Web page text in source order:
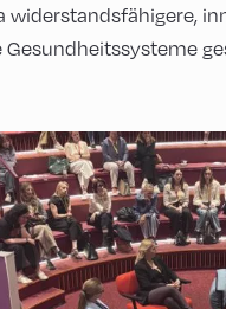
widerstandsfähigere,
Gesundheitssysteme